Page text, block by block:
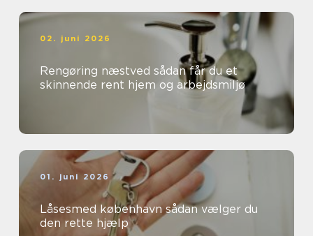
02. juni 2026
Rengøring næstved sådan får du et
skinnende rent hjem og arbejdsmiljø
01. juni 2026
Låsesmed københavn sådan vælger du
den rette hjælp